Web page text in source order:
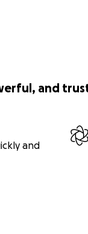
and
and